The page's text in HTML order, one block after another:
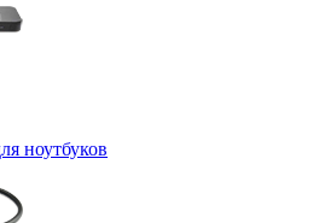
ноутбуков